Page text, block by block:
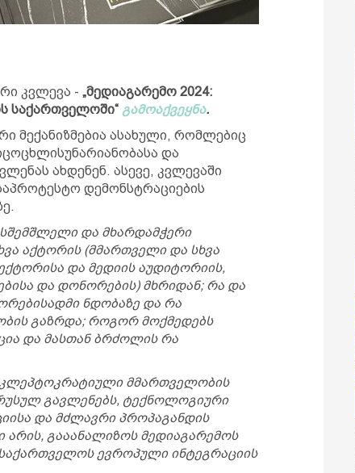
კვლევა - „მედიაგარემო 2024:
საქართველოში“ გამოაქვეყნა.
მექანიზმებია ასახული, რომლებიც
და
ახდენენ. ასევე, კვლევაში
დემონსტრაციების
და მხარდამჭერი
აქტორის (მმართველი და სხვა
და მედიის აუდიტორიის,
და დონორების) მხრიდან; რა და
ნდობაზე და რა
გაზრდა; როგორ მოქმედებს
და მასთან ბრძოლის რა
მმართველობის
გავლენებს, ტექნოლოგიური
და მძლავრი პროპაგანდის
არის, გააანალიზოს მედიაგარემოს
ევროპული ინტეგრაციის